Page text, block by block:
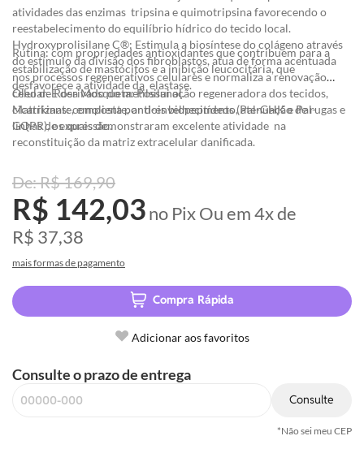
atividades das enzimas tripsina e quimotripsina favorecendo o
reestabelecimento do equilíbrio hídrico do tecido local.
Rutina: com propriedades antioxidantes que contribuem para a
estabilização de mastócitos e a inibição leucocitária, que
desfavorece a atividade da elastase.
Matrikinas: composta por dois biopeptídeos (Pal-GHK e Pal-
GQPR), os quais demonstraram excelente atividade na
reconstituição da matriz extracelular danificada.
Hydroxyprolisilane C®: Estimula a biosíntese do colágeno através
do estímulo da divisão dos fibroblastos, atua de forma acentuada
nos processos regenerativos celulares e normaliza a renovação
celular. É derivado do metilsilanol.
Óleo de Rosa Mosqueta: Possui ação regeneradora dos tecidos,
cicatrizante, emoliente, anti-envelhecimento, atenuação de rugas e
linhas de expressão.
R$ 169,90
R$ 142,03no PixOu em4xde
R$ 37,38
mais formas de pagamento
Compra Rápida
Adicionar aos favoritos
Consulte o prazo de entrega
Consulte
*Não sei meu CEP